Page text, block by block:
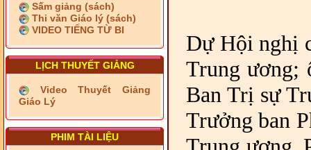
Sấm giảng (sách)
Thi văn Giáo lý (sách)
VIDEO TIẾNG TỪ BI
LỊCH THUYẾT GIẢNG
Video Thuyết Giảng
Giáo Lý
PHIM TÀI LIỆU
Dự Hội nghị
Trung ương;
Ban Trị sự
Trưởng ban